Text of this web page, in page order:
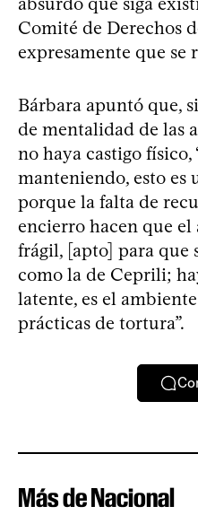
Comité de Derechos
expresamente que se
Bárbara apuntó que,
de mentalidad de las
no haya castigo físico,
manteniendo, esto es
porque la falta de
encierro hacen que el
frágil, [apto] para que
como la de Ceprili;
latente, es el
prácticas de tortura”.
Más de Nacional